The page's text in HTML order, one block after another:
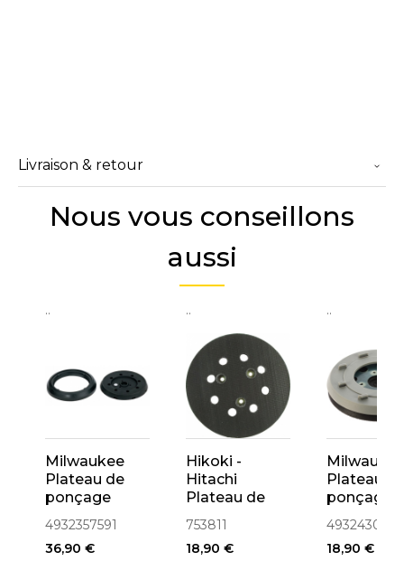
Livraison & retour
Nous vous conseillons
aussi
..
Milwaukee
Plateau de
ponçage
ponceuse
ø150mm 6
trous
4932357591
36,90 €
..
Hikoki -
Hitachi
Plateau de
ponçage
ø125mm pour
ponçeuse
753811
18,90 €
..
Plateau
ponçage
ø125mm
ponceuse
4932430091
18,90 €